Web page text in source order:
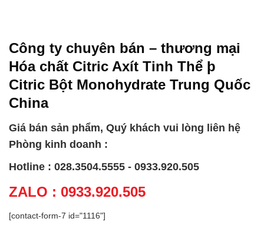
Công ty chuyên bán – thương mại
Hóa chất Citric Axít Tinh Thể þ
Citric Bột Monohydrate Trung Quốc
China
Giá bán sản phẩm, Quý khách vui lòng liên hệ
Phòng kinh doanh :
Hotline : 028.3504.5555 - 0933.920.505
ZALO : 0933.920.505
[contact-form-7 id="1116"]